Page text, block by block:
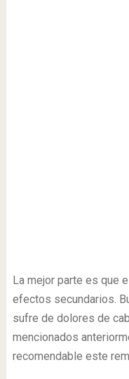
La mejor parte es que
efectos secundarios.
sufre de dolores de
mencionados
recomendable este